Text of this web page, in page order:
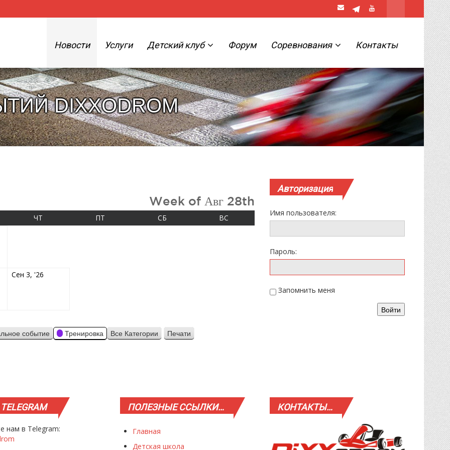
Новости Услуги Детский клуб Форум Соревнования Контакты
DIXXODROM
Week of Авг 28th
ЧТ ПТ СБСУББОТА ВС ВОСКРЕСЕНЬЕ
Сен 3, '26
событие Тренировка Все Категории Просмотр
Печати
Авторизация
Имя пользователя:
Пароль:
Запомнить меня
Войти
нам в Telegram:
ПОЛЕЗНЫЕССЫЛКИ…
Главная
Детская школа
КОНТАКТЫ…